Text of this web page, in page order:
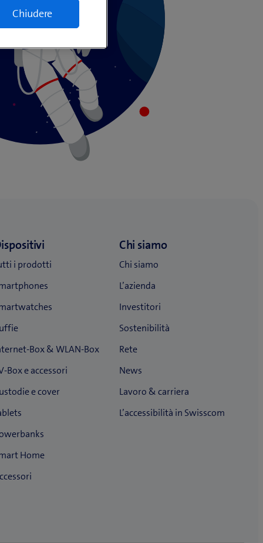
Chiudere